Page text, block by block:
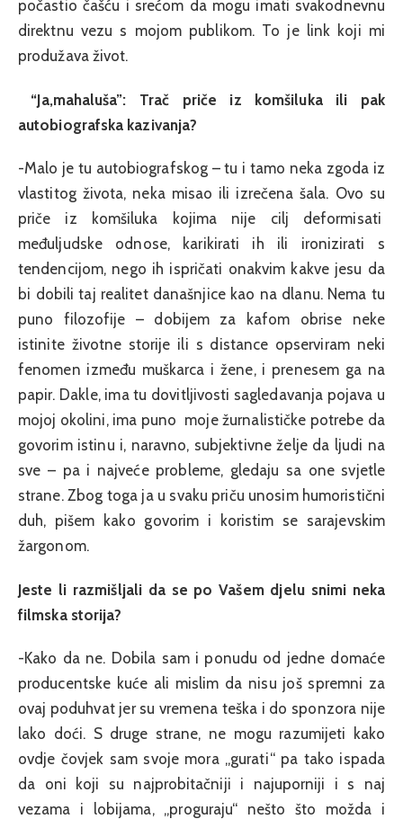
počastio čašću i srećom da mogu imati svakodnevnu
direktnu vezu s mojom publikom. To je link koji mi
produžava život.
“Ja,mahaluša”: Trač priče iz komšiluka ili pak
autobiografska kazivanja?
-Malo je tu autobiografskog – tu i tamo neka zgoda iz
vlastitog života, neka misao ili izrečena šala. Ovo su
priče iz komšiluka kojima nije cilj deformisati
međuljudske odnose, karikirati ih ili ironizirati s
tendencijom, nego ih ispričati onakvim kakve jesu da
bi dobili taj realitet današnjice kao na dlanu. Nema tu
puno filozofije – dobijem za kafom obrise neke
istinite životne storije ili s distance opserviram neki
fenomen između muškarca i žene, i prenesem ga na
papir. Dakle, ima tu dovitljivosti sagledavanja pojava u
mojoj okolini, ima puno moje žurnalističke potrebe da
govorim istinu i, naravno, subjektivne želje da ljudi na
sve – pa i najveće probleme, gledaju sa one svjetle
strane. Zbog toga ja u svaku priču unosim humoristični
duh, pišem kako govorim i koristim se sarajevskim
žargonom.
Jeste li razmišljali da se po Vašem djelu snimi neka
filmska storija?
-Kako da ne. Dobila sam i ponudu od jedne domaće
producentske kuće ali mislim da nisu još spremni za
ovaj poduhvat jer su vremena teška i do sponzora nije
lako doći. S druge strane, ne mogu razumijeti kako
ovdje čovjek sam svoje mora „gurati“ pa tako ispada
da oni koji su najprobitačniji i najuporniji i s naj
vezama i lobijama, „proguraju“ nešto što možda i